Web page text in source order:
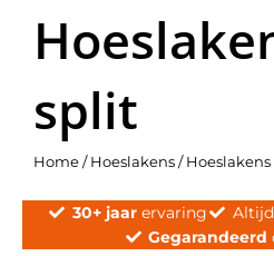
split
Home / Hoeslakens /
30+ jaar ervaring
Gegarandeerd